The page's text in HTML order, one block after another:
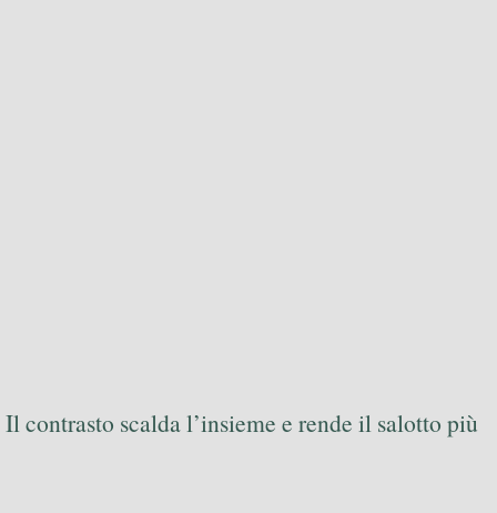
contrasto scalda l’insieme e rende il salotto più